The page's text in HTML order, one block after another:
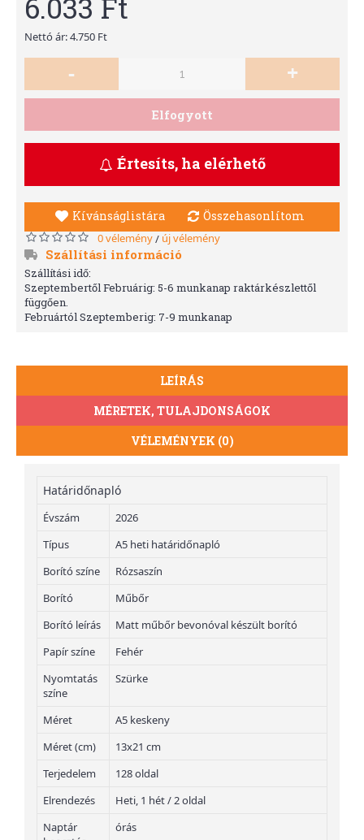
Nettó ár: 4.750 Ft
- +
Elfogyott
Értesíts, ha elérhető
Kívánságlistára Összehasonlítom
0 vélemény/ új vélemény
Szállítási információ
Szállítási idő:
Szeptembertől Februárig: 5-6 munkanap raktárkészlettől
függően.
Februártól Szeptemberig: 7-9 munkanap
LEÍRÁS
MÉRETEK, TULAJDONSÁGOK
VÉLEMÉNYEK (0)
Határidőnapló
Évszám
2026
Típus
A5 heti határidőnapló
Borító színe
Rózsaszín
Borító
Műbőr
Borító leírás
Matt műbőr bevonóval készült borító
Papír színe
Fehér
Nyomtatás
színe
Szürke
Méret
A5 keskeny
Méret (cm)
13x21 cm
Terjedelem
128 oldal
Elrendezés
Heti, 1 hét / 2 oldal
Naptár
órás